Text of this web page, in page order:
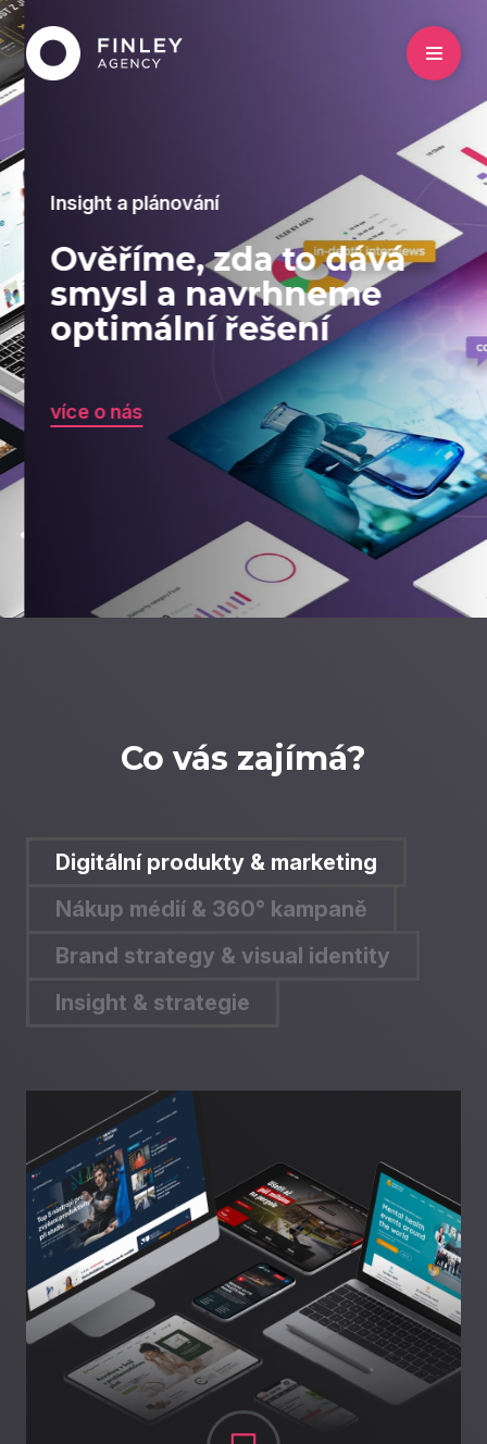
Insight a plánování
Ověříme, zda to dává
smysl a navrhneme
optimální řešení
více o nás
Co vás zajímá?
Digitální produkty & marketing
Nákup médií & 360° kampaně
Brand strategy & visual identity
Insight & strategie